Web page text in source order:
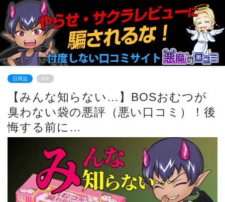
日用品 PR
【みんな知らない…】BOSおむつが
臭わない袋の悪評（悪い口コミ）！後
悔する前に…